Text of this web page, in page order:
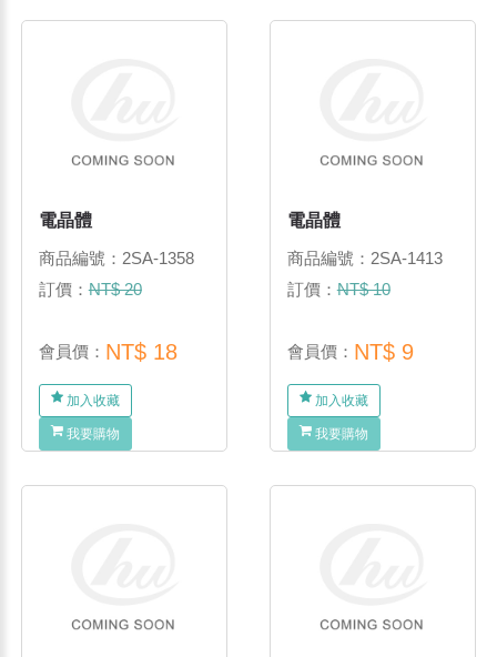
電晶體
商品編號：2SA-1358
訂價：NT$ 20
會員價： NT$ 18
加入收藏
我要購物
電晶體
商品編號：2SA-1413
訂價：NT$ 10
會員價： NT$ 9
加入收藏
我要購物